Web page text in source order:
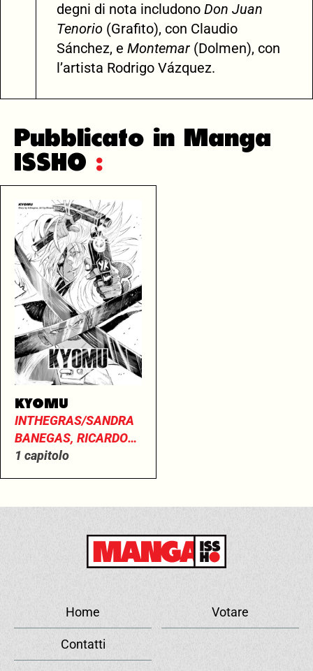
degni di nota includono Don Juan
Tenorio (Grafito), con Claudio
Sánchez, e Montemar (Dolmen), con
l’artista Rodrigo Vázquez.
Pubblicato in Manga
ISSHO :
KYOMU
INTHEGRAS/SANDRA
BANEGAS, RICARDO
VILBOR
1 capitolo
Home Votare
Contatti